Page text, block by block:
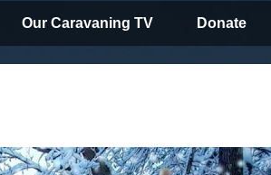
Our Caravaning TV Donate